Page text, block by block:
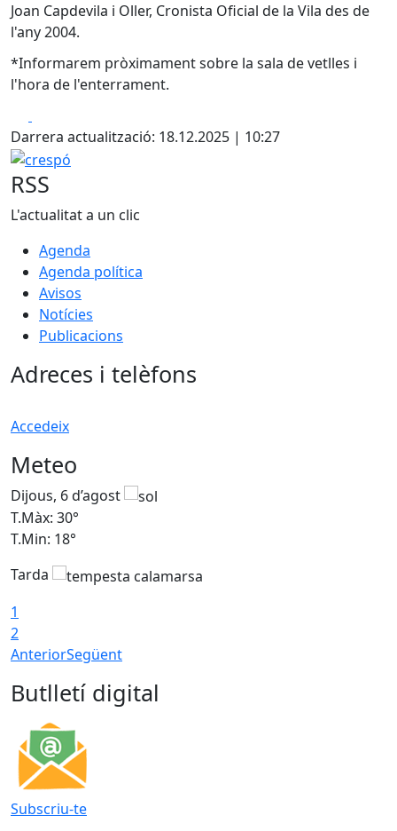
Joan Capdevila i Oller, Cronista Oficial de la Vila des de
l'any 2004.
*Informarem pròximament sobre la sala de vetlles i
l'hora de l'enterrament.
Darrera actualització: 18.12.2025 | 10:27
crespó
RSS
L'actualitat a un clic
Agenda
Agenda política
Avisos
Notícies
Publicacions
Adreces i telèfons
Accedeix
Meteo
Dijous, 6 d’agost
T.Màx: 30°
T.Min: 18°
Tarda
1
2
AnteriorSegüent
Butlletí digital
Subscriu-te